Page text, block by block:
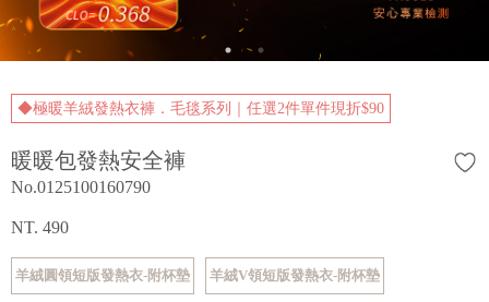
◆極暖羊絨發熱衣褲．毛毯系列｜任選2件單件現折$90
暖暖包發熱安全褲
No.0125100160790
NT. 490
羊絨圓領短版發熱衣-附杯墊 羊絨V領短版發熱衣-附杯墊